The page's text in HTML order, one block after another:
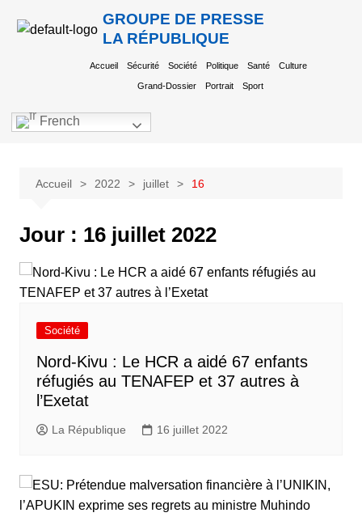
GROUPE DE PRESSE
LA RÉPUBLIQUE
Accueil Sécurité Société Politique Santé Culture
Grand-Dossier Portrait Sport
French
Accueil 2022 juillet 16
Jour : 16 juillet 2022
Société
Nord-Kivu : Le HCR a aidé 67 enfants
réfugiés au TENAFEP et 37 autres à
l’Exetat
La République 16 juillet 2022